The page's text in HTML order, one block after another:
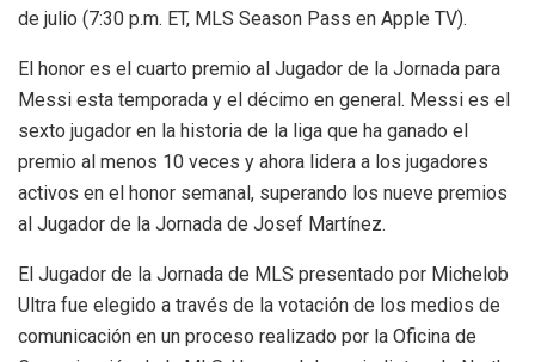
de julio (7:30 p.m. ET, MLS Season Pass en Apple TV).
El honor es el cuarto premio al Jugador de la Jornada para
Messi esta temporada y el décimo en general. Messi es el
sexto jugador en la historia de la liga que ha ganado el
premio al menos 10 veces y ahora lidera a los jugadores
activos en el honor semanal, superando los nueve premios
al Jugador de la Jornada de Josef Martínez.
El Jugador de la Jornada de MLS presentado por Michelob
Ultra fue elegido a través de la votación de los medios de
comunicación en un proceso realizado por la Oficina de